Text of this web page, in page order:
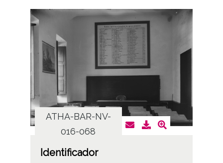
ATHA-BAR-NV-
016-068
Identificador